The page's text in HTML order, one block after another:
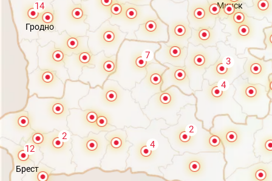
7
Брест
12
Гродно
14
2
2
Минск
4
3
4